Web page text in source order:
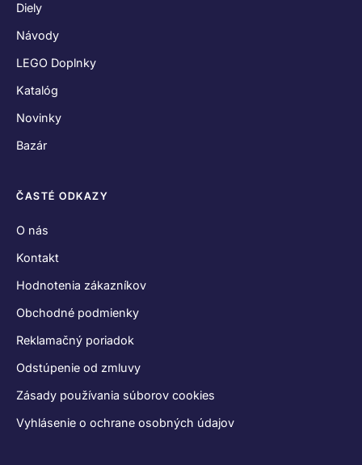
Diely
Návody
LEGO Doplnky
Katalóg
Novinky
Bazár
ČASTÉ ODKAZY
O nás
Kontakt
Hodnotenia zákazníkov
Obchodné podmienky
Reklamačný poriadok
Odstúpenie od zmluvy
Zásady používania súborov cookies
Vyhlásenie o ochrane osobných údajov